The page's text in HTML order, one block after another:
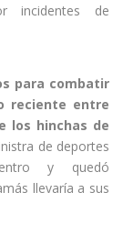
incidentes de
para combatir
reciente entre
los hinchas de
de deportes
y quedó
llevaría a sus